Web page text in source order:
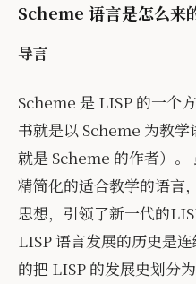
Scheme 语言是怎么来
导言
Scheme 是 LISP 的一个
书就是以 Scheme 为教
就是 Scheme 的作者）
精简化的适合教学的语言
思想，引领了新一代的
LISP 语言发展的历史是
的把 LISP 的发展史划分